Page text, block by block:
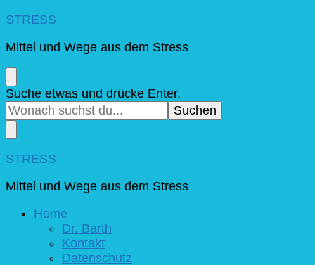
STRESS
Mittel und Wege aus dem Stress
Suchst
du
nach
etwas?
Suche etwas und drücke Enter.
STRESS
Mittel und Wege aus dem Stress
Home
Dr. Barth
Kontakt
Datenschutz